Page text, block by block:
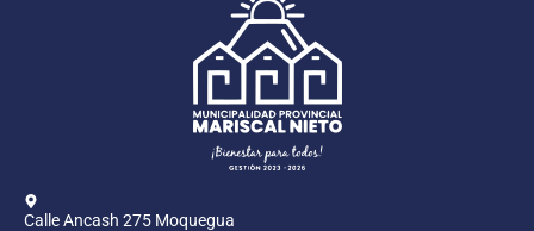
Calle Ancash 275 Moquegua